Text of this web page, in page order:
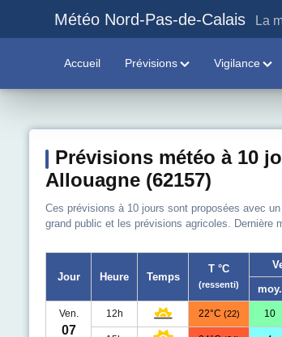
Météo Nord-Pas-de-Calais La
Accueil Prévisions Vigilance
Prévisions météo à 10
Allouagne (62157)
Ces prévisions à 10 jours sont proposées avec
grand public et les prévisions agricoles. Dernière
Jour Heure Temps
T °C
(ressenti) moy.
Ven.
07
12h 22°C (22) 10